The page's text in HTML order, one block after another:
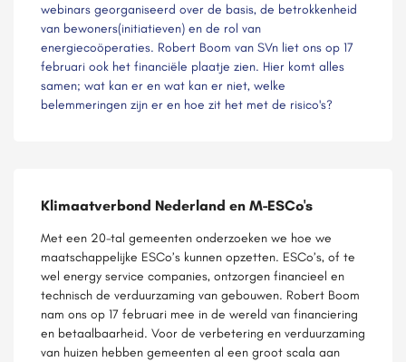
webinars georganiseerd over de basis, de betrokkenheid
van bewoners(initiatieven) en de rol van
energiecoöperaties. Robert Boom van SVn liet ons op 17
februari ook het financiële plaatje zien. Hier komt alles
samen; wat kan er en wat kan er niet, welke
belemmeringen zijn er en hoe zit het met de risico's?
Klimaatverbond Nederland en M-ESCo's
Met een 20-tal gemeenten onderzoeken we hoe we
maatschappelijke ESCo’s kunnen opzetten. ESCo’s, of te
wel energy service companies, ontzorgen financieel en
technisch de verduurzaming van gebouwen. Robert Boom
nam ons op 17 februari mee in de wereld van financiering
en betaalbaarheid. Voor de verbetering en verduurzaming
van huizen hebben gemeenten al een groot scala aan